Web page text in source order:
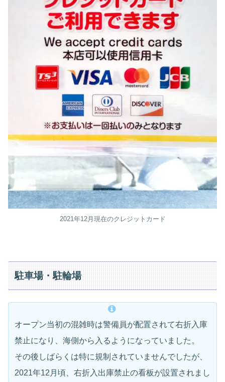
2021年12月現在のクレジットカード
駐車場・駐輪場
オープン当初の混雑時は警備員が配置されて右折入庫
禁止になり、海側から入るようになっていました。
その後しばらくは特に規制されていませんでしたが、
2021年12月頃、右折入出庫禁止の看板が設置されまし